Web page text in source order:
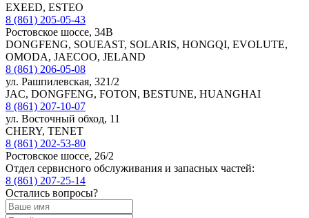
EXEED, ESTEO
8 (861) 205-05-43
Ростовское шоссе, 34В
DONGFENG, SOUEAST, SOLARIS, HONGQI, EVOLUTE,
OMODA, JAECOO, JELAND
8 (861) 206-05-08
ул. Рашпилевская, 321/2
JAC, DONGFENG, FOTON, BESTUNE, HUANGHAI
8 (861) 207-10-07
ул. Восточный обход, 11
CHERY, TENET
8 (861) 202-53-80
Ростовское шоссе, 26/2
Отдел сервисного обслуживания и запасных частей:
8 (861) 207-25-14
Остались вопросы?